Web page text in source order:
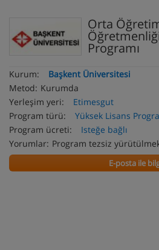
Orta
Programı
Kurum:
Başkent Üniversitesi
Metod: Kurumda
Yerleşim yeri:
Etimesgut
Program türü:
Yüksek Lisans
Program ücreti:
Isteğe bağlı
Yorumlar: Program tezsiz
E-posta ile